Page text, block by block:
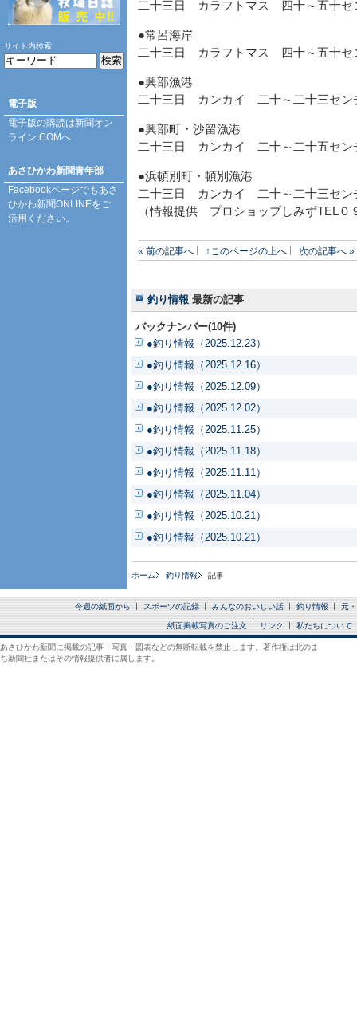
二十三日 カラフトマス 四十～五十セ
●常呂海岸
二十三日 カラフトマス 四十～五十セ
●興部漁港
二十三日 カンカイ 二十～二十三セン
●興部町・沙留漁港
二十三日 カンカイ 二十～二十五セン
●浜頓別町・頓別漁港
二十三日 カンカイ 二十～二十三セン
（情報提供 プロショップしみずTEL
« 前の記事へ ↑このページの上へ 次の記事へ »
釣り情報 最新の記事
バックナンバー(10件)
●釣り情報（2025.12.23）
●釣り情報（2025.12.16）
●釣り情報（2025.12.09）
●釣り情報（2025.12.02）
●釣り情報（2025.11.25）
●釣り情報（2025.11.18）
●釣り情報（2025.11.11）
●釣り情報（2025.11.04）
●釣り情報（2025.10.21）
●釣り情報（2025.10.21）
ホーム 釣り情報 記事
サイト内検索
電子版
電子版の購読は新聞オン
ライン.COMへ
あさひかわ新聞青年部
Facebookページでもあさ
ひかわ新聞ONLINEをご
活用ください。
今週の紙面から スポーツの記録 みんなのおいしい話 釣り情報 元
紙面掲載写真のご注文 リンク 私たちについて
あさひかわ新聞に掲載の記事・写真・図表などの無断転載を禁止します。著作権は北のま
ち新聞社またはその情報提供者に属します。